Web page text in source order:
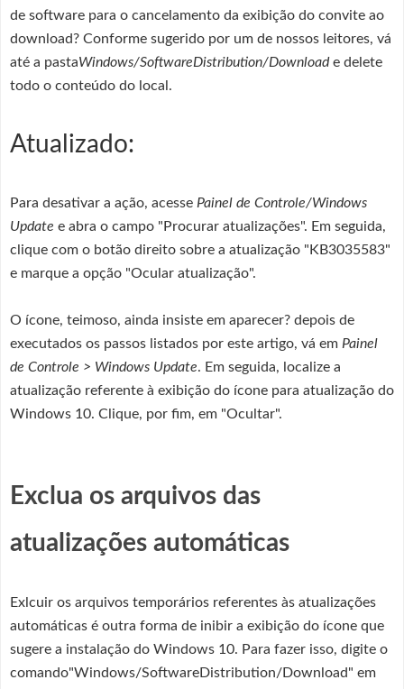
de software para o cancelamento da exibição do convite ao
download? Conforme sugerido por um de nossos leitores, vá
até a pastaWindows/SoftwareDistribution/Downloade delete
todo o conteúdo do local.
Atualizado:
Para desativar a ação, acesse Painel de Controle/Windows
Update e abra o campo "Procurar atualizações". Em seguida,
clique com o botão direito sobre a atualização "KB3035583"
e marque a opção "Ocular atualização".
O ícone, teimoso, ainda insiste em aparecer? depois de
executados os passos listados por este artigo, vá em Painel
de Controle > Windows Update. Em seguida, localize a
atualização referente à exibição do ícone para atualização do
Windows 10. Clique, por fim, em "Ocultar".
Exclua os arquivos das
atualizações automáticas
Exlcuir os arquivos temporários referentes às atualizações
automáticas é outra forma de inibir a exibição do ícone que
sugere a instalação do Windows 10. Para fazer isso, digite o
comando"Windows/SoftwareDistribution/Download" em